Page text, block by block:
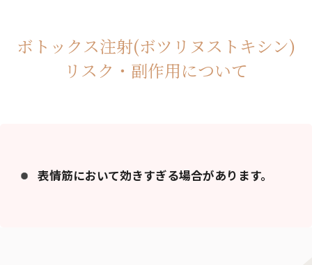
ボトックス注射(ボツリヌストキシン)
リスク・副作用について
表情筋において効きすぎる場合があります。